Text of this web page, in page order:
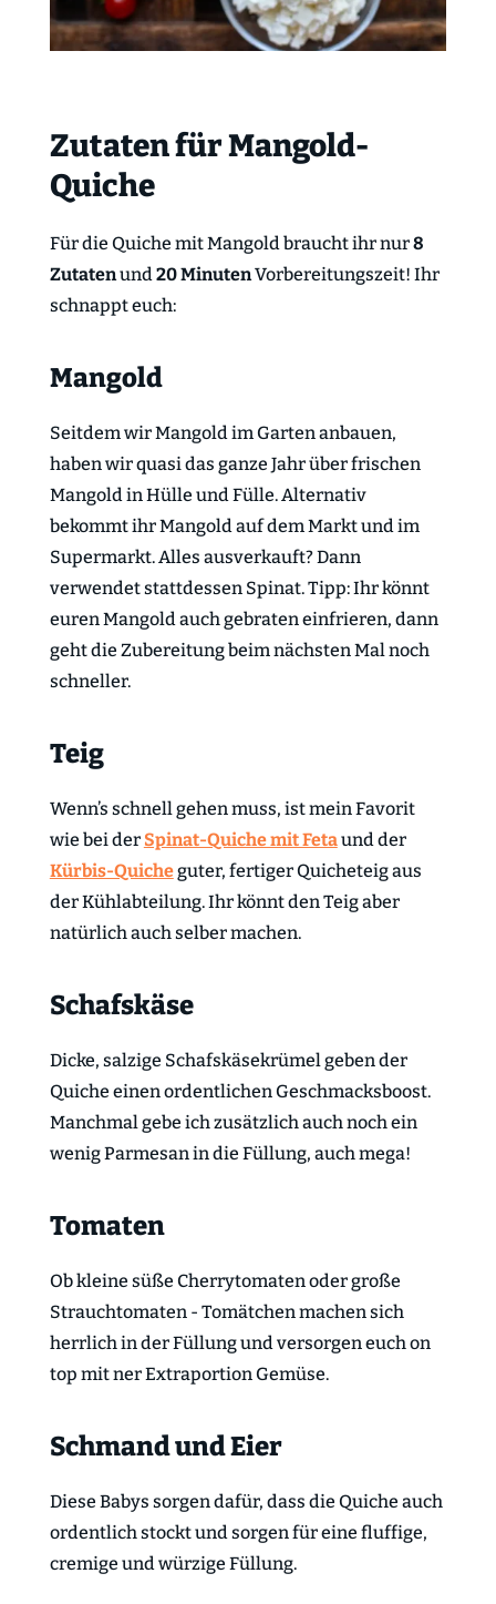
Zutaten für Mangold-
Quiche
Für die Quiche mit Mangold braucht ihr nur8
Zutatenund20 MinutenVorbereitungszeit! Ihr
schnappt euch:
Mangold
Seitdem wir Mangold im Garten anbauen,
haben wir quasi das ganze Jahr über frischen
Mangold in Hülle und Fülle. Alternativ
bekommt ihr Mangold auf dem Markt und im
Supermarkt. Alles ausverkauft? Dann
verwendet stattdessen Spinat. Tipp: Ihr könnt
euren Mangold auch gebraten einfrieren, dann
geht die Zubereitung beim nächsten Mal noch
schneller.
Teig
Wenn’s schnell gehen muss, ist mein Favorit
wie bei der Spinat-Quiche mit Fetaund der
Kürbis-Quicheguter, fertiger Quicheteig aus
der Kühlabteilung. Ihr könnt den Teig aber
natürlich auch selber machen.
Schafskäse
Dicke, salzige Schafskäsekrümel geben der
Quiche einen ordentlichen Geschmacksboost.
Manchmal gebe ich zusätzlich auch noch ein
wenig Parmesan in die Füllung, auch mega!
Tomaten
Ob kleine süße Cherrytomaten oder große
Strauchtomaten - Tomätchen machen sich
herrlich in der Füllung und versorgen euch on
top mit ner Extraportion Gemüse.
Schmand und Eier
Diese Babys sorgen dafür, dass die Quiche auch
ordentlich stockt und sorgen für eine fluffige,
cremige und würzige Füllung.